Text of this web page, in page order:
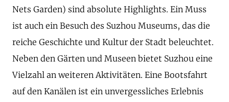
Nets Garden) sind absolute Highlights. Ein Muss
ist auch ein Besuch des Suzhou Museums, das die
reiche Geschichte und Kultur der Stadt beleuchtet.
Neben den Gärten und Museen bietet Suzhou eine
Vielzahl an weiteren Aktivitäten. Eine Bootsfahrt
auf den Kanälen ist ein unvergessliches Erlebnis